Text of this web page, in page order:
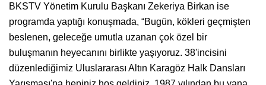
BKSTV Yönetim Kurulu Başkanı Zekeriya Birkan ise
programda yaptığı konuşmada, “Bugün, kökleri geçmişten
beslenen, geleceğe umutla uzanan çok özel bir
buluşmanın heyecanını birlikte yaşıyoruz. 38'incisini
düzenlediğimiz Uluslararası Altın Karagöz Halk Dansları